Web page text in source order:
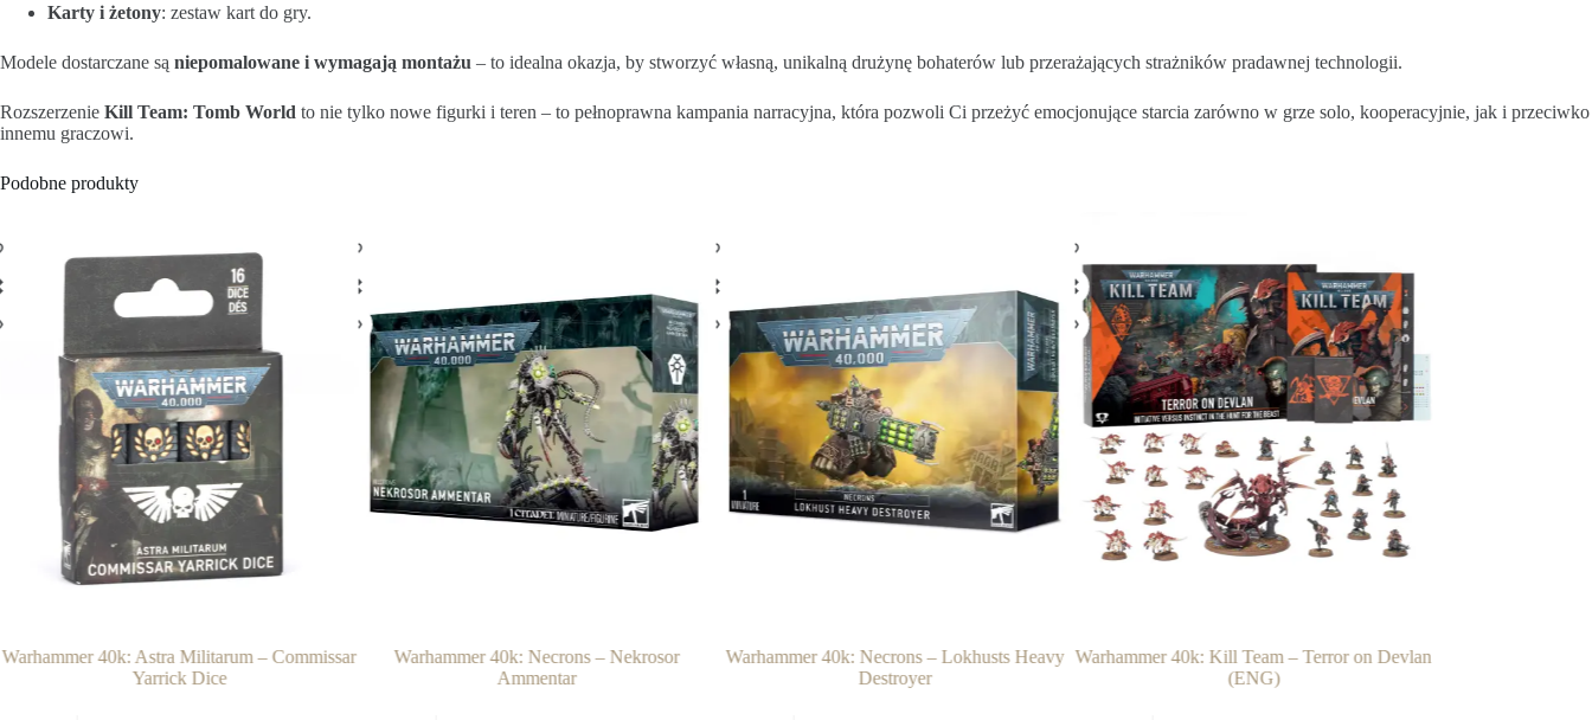
Karty i żetony: zestaw kart do gry.
Modele dostarczane są niepomalowane i wymagają montażu – to idealna okazja, by stworzyć własną, unikalną drużynę bohaterów lub przerażających strażników pradawnej technologii.
Rozszerzenie Kill Team: Tomb World to nie tylko nowe figurki i teren – to pełnoprawna kampania narracyjna, która pozwoli Ci przeżyć emocjonujące starcia zarówno w grze solo, kooperacyjnie, jak i przeciwko
innemu graczowi.
Podobne produkty
40k: Astra Militarum – Commissar
Yarrick Dice
Warhammer 40k: Necrons – Nekrosor
Warhammer 40k: Necrons – Lokhusts Heavy Warhammer 40k: Kill Team – Terror on Devlan
Warhammer 40k: Deathwatch